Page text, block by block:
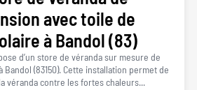
avec toile de
à Bandol (83)
d’un store de véranda sur mesure de
(83150). Cette installation permet de
véranda contre les fortes chaleurs...